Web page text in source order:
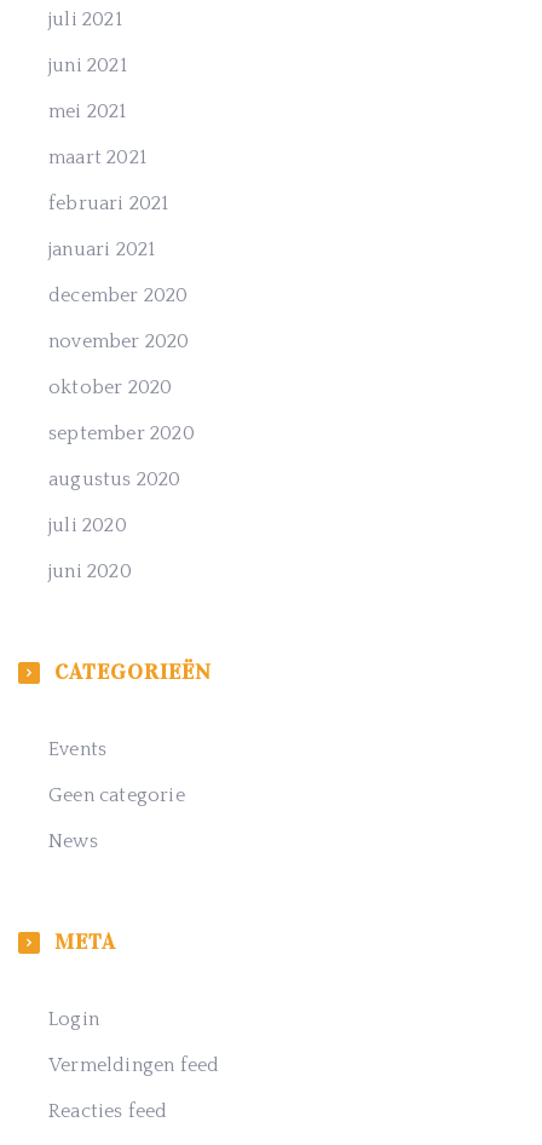
juli 2021
juni 2021
mei 2021
maart 2021
februari 2021
januari 2021
december 2020
november 2020
oktober 2020
september 2020
augustus 2020
juli 2020
juni 2020
CATEGORIEËN
Events
Geen categorie
News
META
Login
Vermeldingen feed
Reacties feed